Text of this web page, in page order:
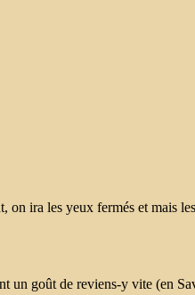
ira les yeux fermés et mais
un goût de reviens-y vite (en